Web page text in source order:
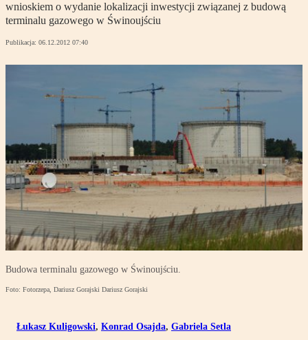
wnioskiem o wydanie lokalizacji inwestycji związanej z budową
terminalu gazowego w Świnoujściu
Publikacja: 06.12.2012 07:40
Budowa terminalu gazowego w Świnoujściu.
Foto: Fotorzepa, Dariusz Gorajski Dariusz Gorajski
Łukasz Kuligowski, Konrad Osajda, Gabriela Setla